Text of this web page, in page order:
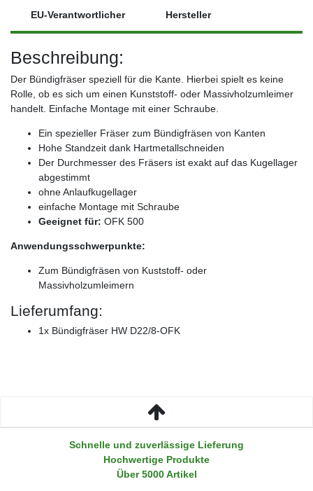
EU-Verantwortlicher Hersteller
Beschreibung:
Der Bündigfräser speziell für die Kante. Hierbei spielt es keine
Rolle, ob es sich um einen Kunststoff- oder Massivholzumleimer
handelt. Einfache Montage mit einer Schraube.
Ein spezieller Fräser zum Bündigfräsen von Kanten
Hohe Standzeit dank Hartmetallschneiden
Der Durchmesser des Fräsers ist exakt auf das Kugellager
abgestimmt
ohne Anlaufkugellager
einfache Montage mit Schraube
Geeignet für: OFK 500
Anwendungsschwerpunkte:
Zum Bündigfräsen von Kuststoff- oder
Massivholzumleimern
Lieferumfang:
1x Bündigfräser HW D22/8-OFK
Schnelle und zuverlässige Lieferung
Hochwertige Produkte
Über 5000 Artikel